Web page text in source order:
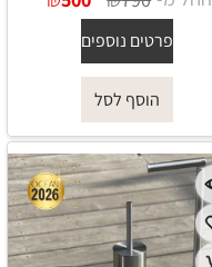
פרטים נוספים
הוסף לסל